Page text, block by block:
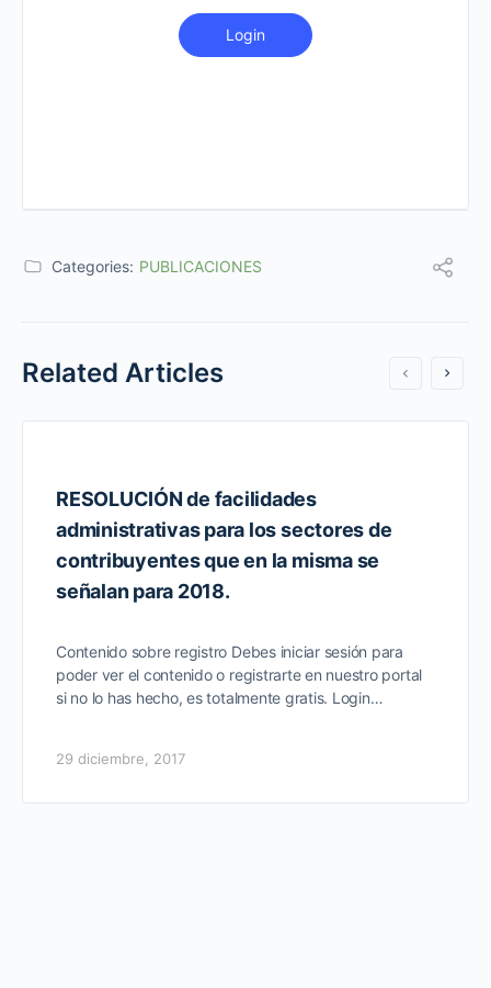
Login
Categories: PUBLICACIONES
Related Articles
RESOLUCIÓN de facilidades
administrativas para los sectores de
contribuyentes que en la misma se
señalan para 2018.
Contenido sobre registro Debes iniciar sesión para
poder ver el contenido o registrarte en nuestro portal
si no lo has hecho, es totalmente gratis. Login…
29 diciembre, 2017